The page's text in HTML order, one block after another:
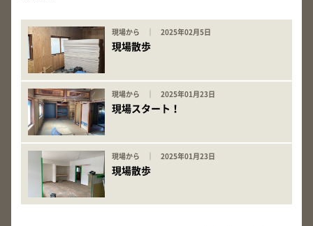
現場から ｜ 2025年02月5日
現場散歩
現場から ｜ 2025年01月23日
現場スタート！
現場から ｜ 2025年01月23日
現場散歩